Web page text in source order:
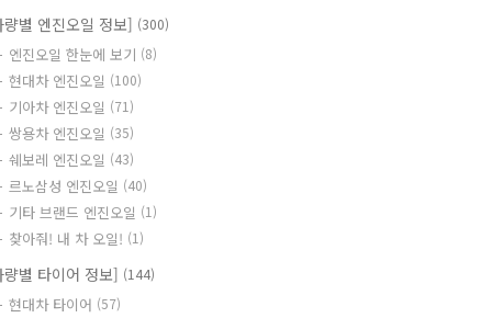
량별 엔진오일 정보] (300)
엔진오일 한눈에 보기 (8)
현대차 엔진오일 (100)
기아차 엔진오일 (71)
쌍용차 엔진오일 (35)
쉐보레 엔진오일 (43)
르노삼성 엔진오일 (40)
기타 브랜드 엔진오일 (1)
찾아줘! 내 차 오일! (1)
량별 타이어 정보] (144)
현대차 타이어 (57)